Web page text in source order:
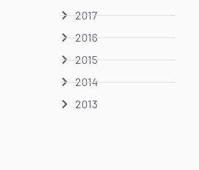
2017
2016
2015
2014
2013